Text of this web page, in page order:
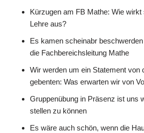
Kürzugen am FB Mathe: Wie wirkt
Lehre aus?
Es kamen scheinabr
die Fachbereichsleitung Mathe
Wir werden um ein Statement von
gebenten: Was erwarten wir von
Gruppenübung in Präsenz ist uns
stellen zu können
Es wäre auch schön, wenn die